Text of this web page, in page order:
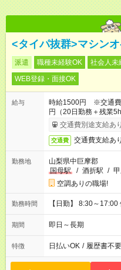
<タイパ抜群>マシンオ
派遣 職種未経験OK 社会人未
WEB登録・面接OK
給与
時給1500円 ※交通費
円（20日勤務＋残業5h
交通費別途支給あり
交通費 交通費支給あり
勤務地
山梨県中巨摩郡
国母駅
/ 酒折駅 /
空調ありの職場!
勤務時間 【日勤】 8:30～
期間 即日～長期
特徴 日払いOK / 履歴書不要